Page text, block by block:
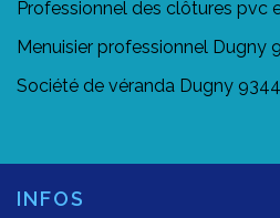
Professionnel des clôtures pvc
Menuisier professionnel Dugny
Société de véranda Dugny
INFOS